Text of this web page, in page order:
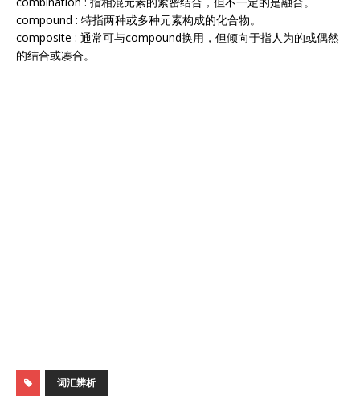
compound : 特指两种或多种元素构成的化合物。
composite : 通常可与compound换用，但倾向于指人为的或偶然
的结合或凑合。
词汇辨析